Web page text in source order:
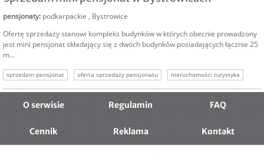
pensjonaty: podkarpackie , Bystrowice
Ofertę sprzedaży stanowi kompleks budynków w których obecnie prowadzony
jest mini pensjonat składający się z dwóch budynków posiadających łącznie 25
m...
sprzedam pensjonat oferta sprzedaży pensjonatu nieruchomości turystyka
O serwisie Regulamin FAQ
Cennik Reklama Kontakt